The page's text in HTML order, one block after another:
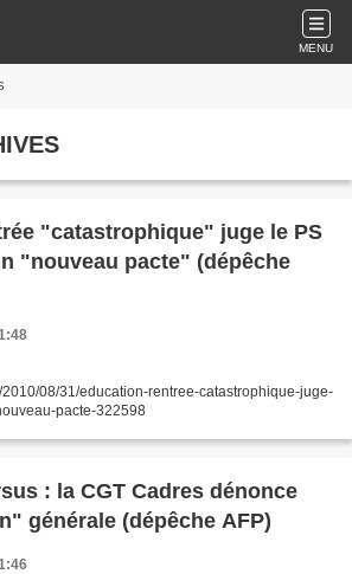
MENU
"catastrophique" juge le PS
"nouveau pacte" (dépêche
2010/08/31/education-rentree-catastrophique-juge-
pacte-322598
: la CGT Cadres dénonce
générale (dépêche AFP)